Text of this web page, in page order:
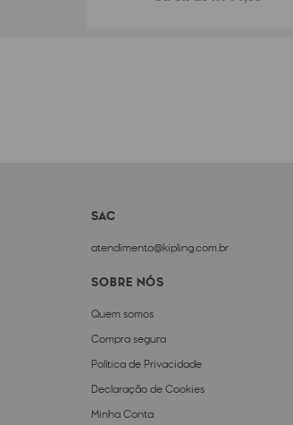
SAC
atendimento@kipling.com.br
SOBRE NÓS
Quem somos
Compra segura
Política de Privacidade
Declaração de Cookies
Minha Conta